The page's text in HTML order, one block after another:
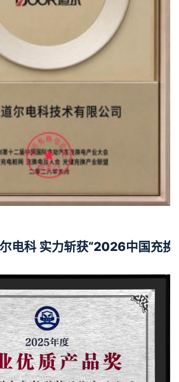
电科 实力斩获“2026中国充换